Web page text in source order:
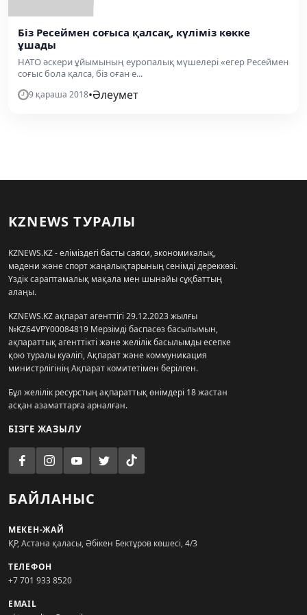
Біз Ресеймен соғыса қалсақ, күліміз көкке
ұшады
НАТО әскери ұйымының еуропалық мүшелері «егер Ресеймен
соғыс бола қалса, біз оған е...
9 қараша 2018•Әлеумет
KZNEWS ТУРАЛЫ
KZNEWS.KZ - еліміздегі басты саяси, экономикалық,
мәдени және спорт жаңалықтарының сенімді дереккөзі.
Үздік сараптамалық мақала мен шынайы сұқбаттың
алаңы.
KZNEWS.KZ ақпарат агенттігі 29.12.2023 жылғы
№KZ64VPY00084819 Мерзімді баспасөз басылымын,
ақпараттық агенттікті және желілік басылымды есепке
қою туралы куәлігі, Ақпарат және коммуникация
министрлігінің Ақпарат комитетімен берілген.
Бұл желілік ресурстың ақпараттық өнімдері 18 жастан
асқан азаматтарға арналған.
БІЗГЕ ЖАЗЫЛУ
БАЙЛАНЫС
МЕКЕН-ЖАЙ
ҚР, Астана қаласы, Әбікен Бектұров көшесі, 4/3
ТЕЛЕФОН
+7 701 933 8520
EMAIL